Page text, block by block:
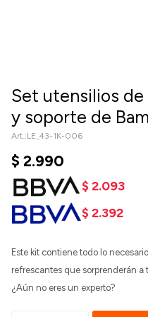
Set utensilios
y soporte de
LE_43-1K-006
$ 2.990
$ 2.093
$ 2.392
Este kit contiene todo lo
refrescantes que sorprenderán a
¿Aún no eres un experto?